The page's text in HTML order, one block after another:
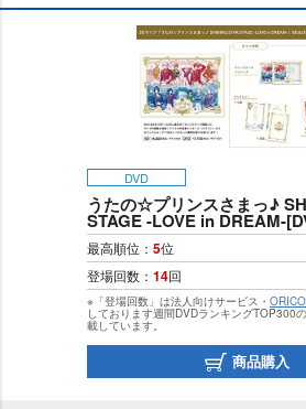
DVD
うたの☆プリンスさまっ♪
STAGE -LOVE in DREAM-
最高順位： 5位
登場回数： 14回
※「登場回数」は法人向けサービス・
しております週間DVDランキングTOP300
載しています。
商品購入